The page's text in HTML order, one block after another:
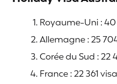
Royaume-Uni :
Allemagne : 25
Corée du Sud : 22
France : 22 361